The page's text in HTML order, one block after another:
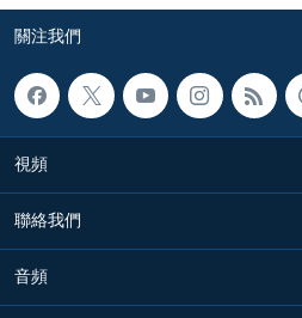
關注我們
視頻
聯絡我們
音頻